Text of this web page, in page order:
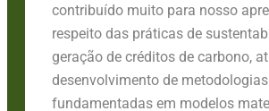
contribuído muito para nosso
respeito das práticas de
geração de créditos de carbono,
desenvolvimento de metodologias
fundamentadas em modelos